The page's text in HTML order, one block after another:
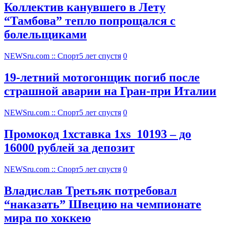
Коллектив канувшего в Лету
“Тамбова” тепло попрощался с
болельщиками
NEWSru.com :: Спорт5 лет спустя 0
19-летний мотогонщик погиб после
страшной аварии на Гран-при Италии
NEWSru.com :: Спорт5 лет спустя 0
Промокод 1хставка 1xs_10193 – до
16000 рублей за депозит
NEWSru.com :: Спорт5 лет спустя 0
Владислав Третьяк потребовал
“наказать” Швецию на чемпионате
мира по хоккею